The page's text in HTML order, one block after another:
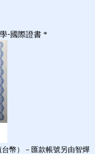
-國際證書 *
幣）－匯款帳號另由智燁